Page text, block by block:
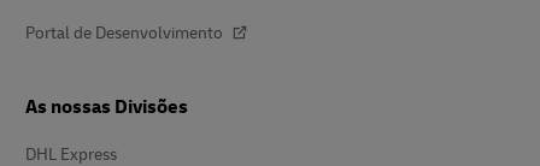
Portal de Desenvolvimento
As nossas Divisões
DHL Express